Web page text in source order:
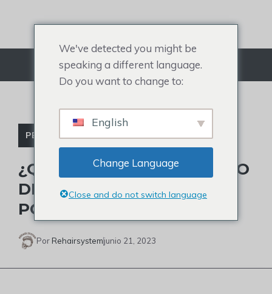
Menú
PELUQUÍN DE CELEBRIDADES
¿QUÉ ES EL CORTE DE PELO
DE DERRICK WHITE Y USA
POSTIZO?
Por Rehairsystemjunio 21, 2023
We've detected you might be
speaking a different language.
Do you want to change to:
English
Change Language
Close and do not switch language